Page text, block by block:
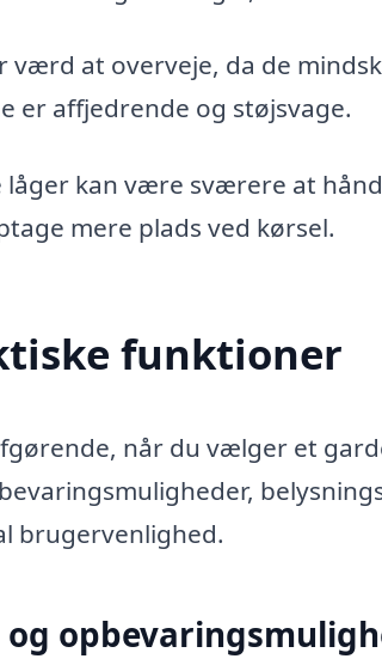
værd at overveje, da de
er affjedrende og støjsvage.
låger kan være sværere at
mere plads ved kørsel.
funktioner
når du vælger et
brugervenlighed.